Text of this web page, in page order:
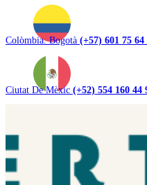
Colòmbia. Bogotà (+57) 601 75 64
Ciutat De Mèxic (+52) 554 160 44